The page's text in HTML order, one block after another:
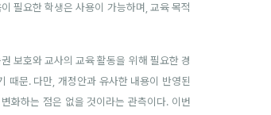
필요한 학생은 사용이 가능하며, 교육 목적
보호와 교사의 교육 활동을 위해 필요한 경
때문. 다만, 개정안과 유사한 내용이 반영된
화하는 점은 없을 것이라는 관측이다. 이번